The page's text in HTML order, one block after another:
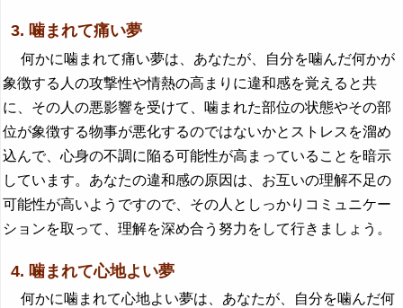
3. 噛まれて痛い夢
何かに噛まれて痛い夢は、あなたが、自分を噛んだ何かが
象徴する人の攻撃性や情熱の高まりに違和感を覚えると共
に、その人の悪影響を受けて、噛まれた部位の状態やその部
位が象徴する物事が悪化するのではないかとストレスを溜め
込んで、心身の不調に陥る可能性が高まっていることを暗示
しています。あなたの違和感の原因は、お互いの理解不足の
可能性が高いようですので、その人としっかりコミュニケー
ションを取って、理解を深め合う努力をして行きましょう。
4. 噛まれて心地よい夢
何かに噛まれて心地よい夢は、あなたが、自分を噛んだ何